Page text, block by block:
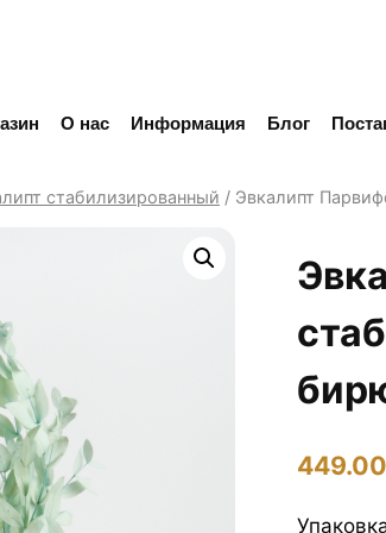
О нас Информация Блог
стабилизированный / Эвкалипт
449.00